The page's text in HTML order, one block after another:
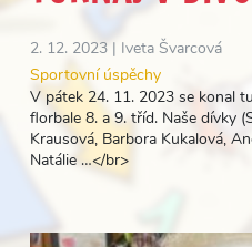
2. 12. 2023 | Iveta Švarcová
Sportovní úspěchy
V pátek 24. 11. 2023 se konal
florbale 8. a 9. tříd. Naše dívky
Krausová, Barbora Kukalová,
Natálie …</br>